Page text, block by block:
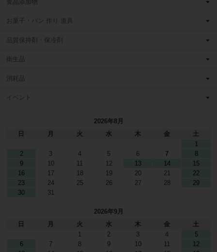
食品添加物
お菓子・パン 作り 道具
品質保持剤・保冷剤
衛生品
消耗品
イベント
2026年8月
日
月 火 水 木 金
土
1
2
3 4 5 6 7
8
9
10 11 12 13 14
15
16
17 18 19 20 21
22
23
24 25 26 27 28
29
30
31
2026年9月
日
月 火 水 木 金
土
1
2 3 4
5
6
7 8 9 10 11
12